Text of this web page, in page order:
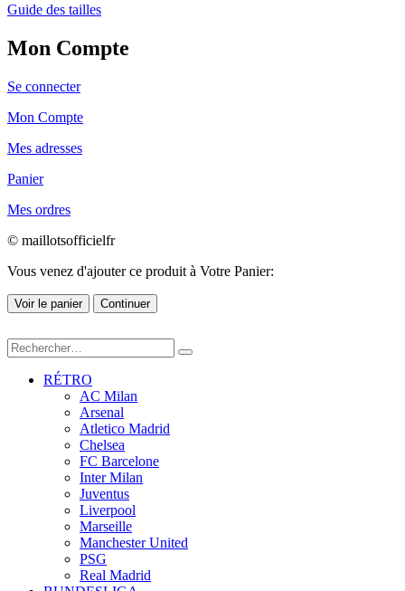
Guide des tailles
Mon Compte
Se connecter
Mon Compte
Mes adresses
Panier
Mes ordres
© maillotsofficielfr
Vous venez d'ajouter ce produit à Votre Panier:
Voir le panier Continuer
RÉTRO
AC Milan
Arsenal
Atletico Madrid
Chelsea
FC Barcelone
Inter Milan
Juventus
Liverpool
Marseille
Manchester United
PSG
Real Madrid